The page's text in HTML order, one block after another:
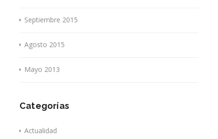
Septiembre 2015
Agosto 2015
Mayo 2013
Categorías
Actualidad